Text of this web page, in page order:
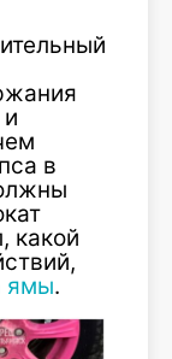
в
какой
ямы.